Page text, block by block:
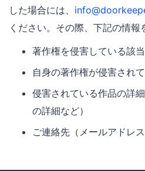
した場合には、
ください。その際、下記の情報
著作権を侵害している該
自身の著作権が侵害され
侵害されている作品の詳
の詳細など）
ご連絡先（メールアドレス